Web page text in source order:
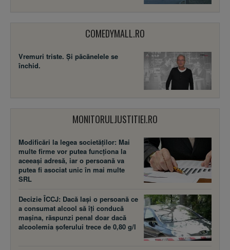
COMEDYMALL.RO
Vremuri triste. Şi păcănelele se
închid.
MONITORULJUSTITIEI.RO
Modificări la legea societăţilor: Mai
multe firme vor putea funcţiona la
aceeaşi adresă, iar o persoană va
putea fi asociat unic în mai multe
SRL
Decizie ÎCCJ: Dacă laşi o persoană ce
a consumat alcool să îţi conducă
maşina, răspunzi penal doar dacă
alcoolemia şoferului trece de 0,80 g/l